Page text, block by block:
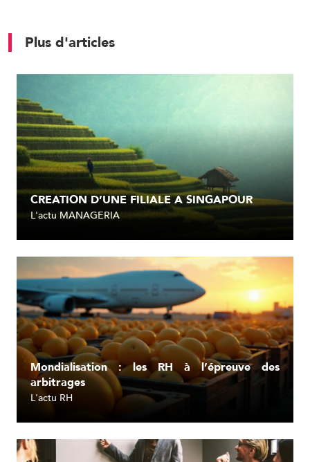
Plus d'articles
L'actu MANAGERIA
CREATION D’UNE FILIALE A SINGAPOUR
L'actu RH
Mondialisation : les RH à l’épreuve des
arbitrages